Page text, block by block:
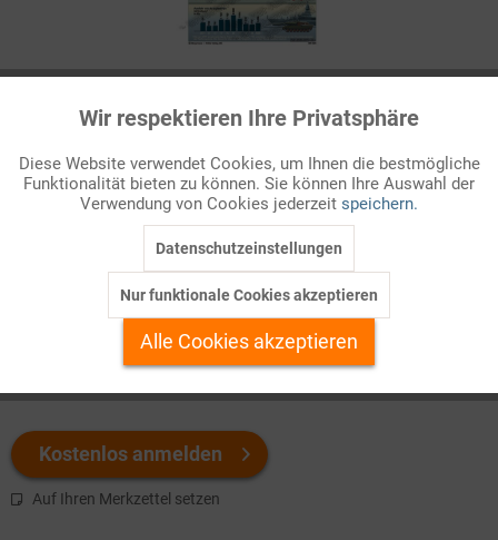
Deutschland der viertgrößte Exporteur von Rüstungsgütern. Das
ZAHLENBILD zeigt die importierenden Staaten und den Umfang
der Ausfuhr. Direkt herunterladen!
Welchen Download brauchen Sie?
Kostenlos anmelden
Auf Ihren Merkzettel setzen
Funktionale Aktiv
Marketing Inaktiv
Personalisierung Inaktiv
Service
Wir respektieren Ihre Privatsphäre
Diese Website verwendet Cookies, um Ihnen die bestmögliche
Funktionalität bieten zu können. Sie können Ihre Auswahl der
Verwendung von Cookies jederzeit speichern.
Datenschutzeinstellungen
Nur funktionale Cookies akzeptieren
Alle Cookies akzeptieren